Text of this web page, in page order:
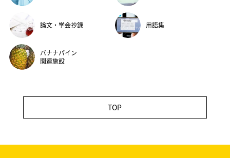
論文・学会抄録 用語集
バナナパイン
関連施設
TOP